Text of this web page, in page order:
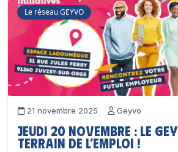
Le réseau GEYVO
21 novembre 2025 Geyvo
Jeudi 20 novembre : le
terrain de l’emploi !